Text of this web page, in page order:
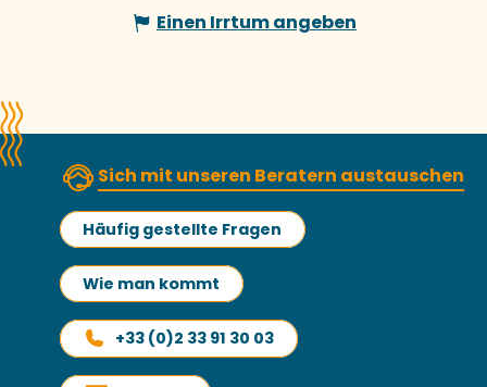
Einen Irrtum angeben
Sich mit unseren Beratern austauschen
Häufig gestellte Fragen
Wie man kommt
+33 (0)2 33 91 30 03